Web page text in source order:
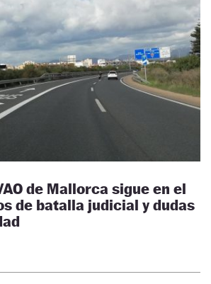
de Mallorca sigue en el
de batalla judicial y dudas